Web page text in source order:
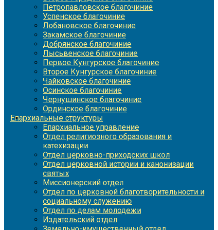
Петропавловское благочиние
Успенское благочиние
Лобановское благочиние
Закамское благочиние
Добрянское благочиние
Лысьвенское благочиние
Первое Кунгурское благочиние
Второе Кунгурское благочиние
Чайковское благочиние
Осинское благочиние
Чернушинское благочиние
Ординское благочиние
Епархиальные структуры
Епархиальное управление
Отдел религиозного образования и
катехизации
Отдел церковно-приходских школ
Отдел церковной истории и канонизации
святых
Миссионерский отдел
Отдел по церковной благотворительности и
социальному служению
Отдел по делам молодежи
Издательский отдел